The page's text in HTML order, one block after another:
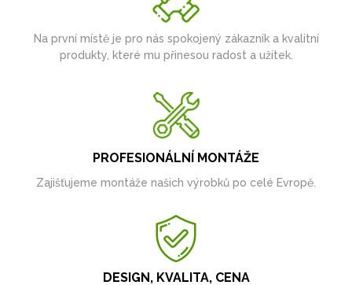
Na první místě je pro nás spokojený zákazník a kvalitní
produkty, které mu přinesou radost a užitek.
PROFESIONÁLNÍ MONTÁŽE
Zajišťujeme montáže našich výrobků po celé Evropě.
DESIGN, KVALITA, CENA